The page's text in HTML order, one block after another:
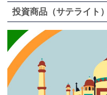
投資商品（サテライト）